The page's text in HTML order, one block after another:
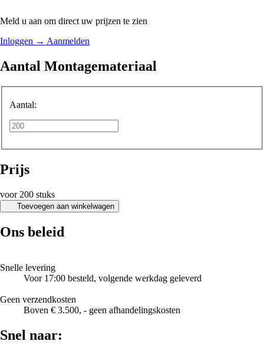
Meld u aan om direct uw prijzen te zien
Inloggen → Aanmelden
Aantal Montagemateriaal
Aantal:
Prijs
voor 200 stuks
Toevoegen aan winkelwagen
Ons beleid
Snelle levering
Voor 17:00 besteld, volgende werkdag geleverd
Geen verzendkosten
Boven € 3.500, - geen afhandelingskosten
Snel naar: